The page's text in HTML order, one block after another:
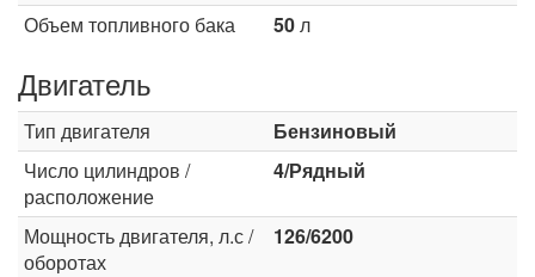
Объем топливного бака
50л
Двигатель
Тип двигателя
Бензиновый
Число цилиндров /
расположение
4/Рядный
Мощность двигателя, л.с /
оборотах
126/6200